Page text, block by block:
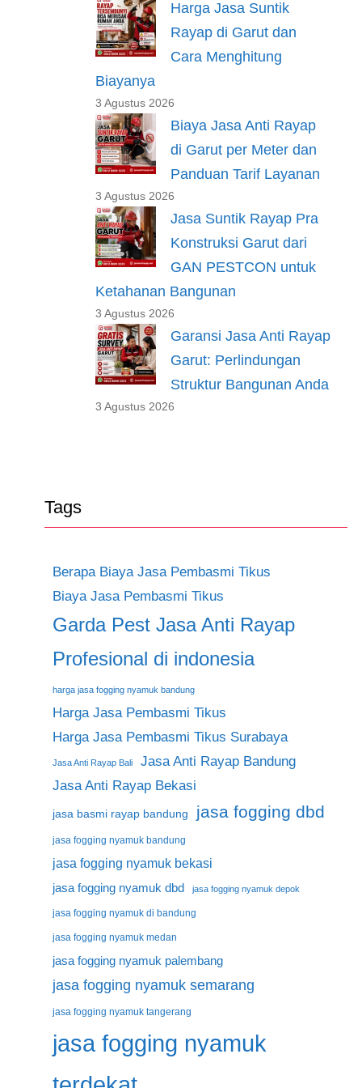
Harga Jasa Suntik
Rayap di Garut dan
Cara Menghitung
Biayanya
3 Agustus 2026
Biaya Jasa Anti Rayap
di Garut per Meter dan
Panduan Tarif Layanan
3 Agustus 2026
Jasa Suntik Rayap Pra
Konstruksi Garut dari
GAN PESTCON untuk
Ketahanan Bangunan
3 Agustus 2026
Garansi Jasa Anti Rayap
Garut: Perlindungan
Struktur Bangunan Anda
3 Agustus 2026
Tags
Berapa Biaya Jasa Pembasmi Tikus
Biaya Jasa Pembasmi Tikus
Garda Pest Jasa Anti Rayap
Profesional di indonesia
harga jasa fogging nyamuk bandung
Harga Jasa Pembasmi Tikus
Harga Jasa Pembasmi Tikus Surabaya
Jasa Anti Rayap Bali
Jasa Anti Rayap Bandung
Jasa Anti Rayap Bekasi
jasa basmi rayap bandung jasa fogging dbd
jasa fogging nyamuk bandung
jasa fogging nyamuk bekasi
jasa fogging nyamuk dbd jasa fogging nyamuk depok
jasa fogging nyamuk di bandung
jasa fogging nyamuk medan
jasa fogging nyamuk palembang
jasa fogging nyamuk semarang
jasa fogging nyamuk tangerang
jasa fogging nyamuk